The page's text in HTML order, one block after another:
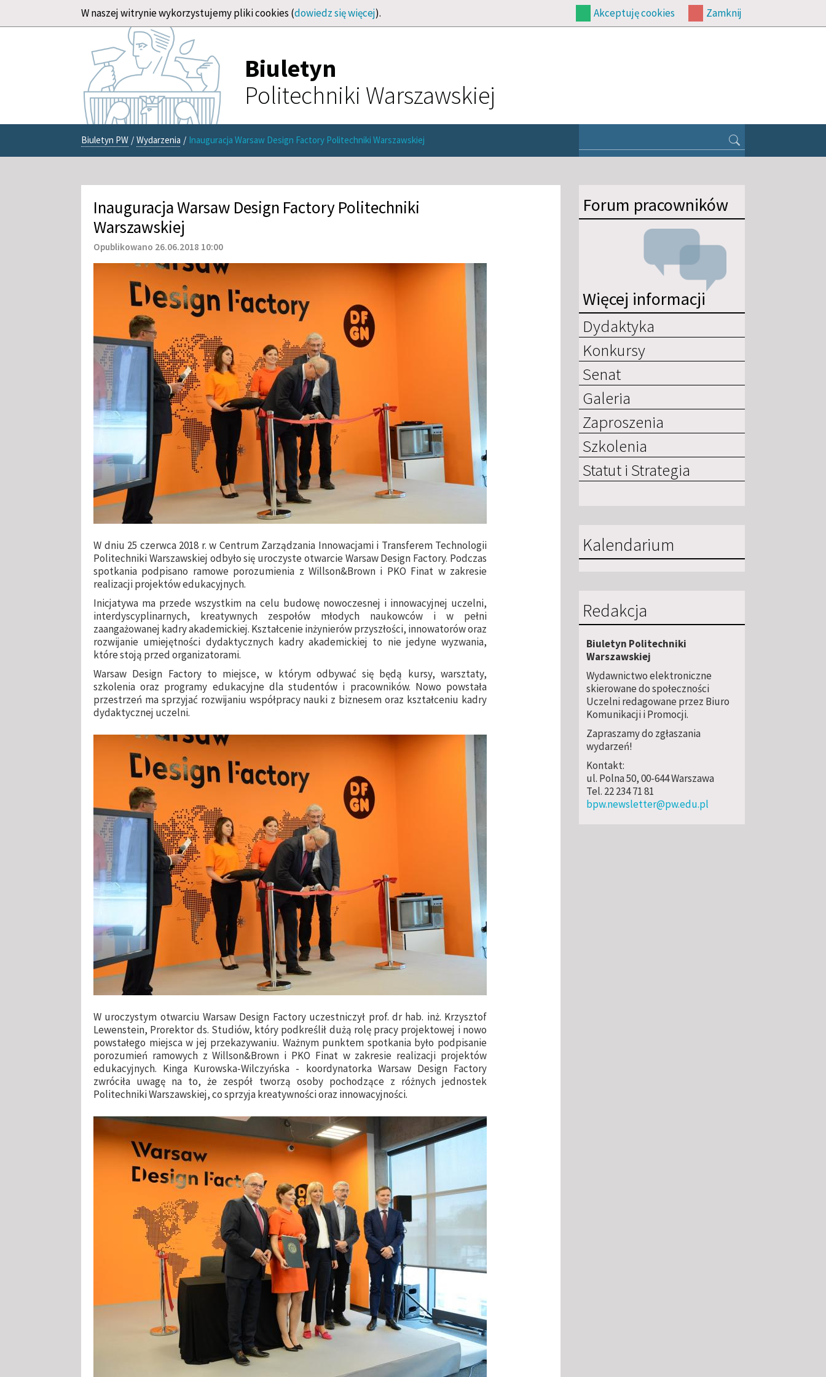
W naszej witrynie wykorzystujemy pliki cookies (dowiedz się więcej). Akceptuję cookies Zamknij
Biuletyn
Politechniki Warszawskiej
Biuletyn PW / Wydarzenia / Inauguracja Warsaw Design Factory Politechniki Warszawskiej
Inauguracja Warsaw Design Factory Politechniki
Warszawskiej
Opublikowano 26.06.2018 10:00
W dniu 25 czerwca 2018 r. w Centrum Zarządzania Innowacjami i Transferem Technologii
Politechniki Warszawskiej odbyło się uroczyste otwarcie Warsaw Design Factory. Podczas
spotkania podpisano ramowe porozumienia z Willson&Brown i PKO Finat w zakresie
realizacji projektów edukacyjnych.
Inicjatywa ma przede wszystkim na celu budowę nowoczesnej i innowacyjnej uczelni,
interdyscyplinarnych, kreatywnych zespołów młodych naukowców i w pełni
zaangażowanej kadry akademickiej. Kształcenie inżynierów przyszłości, innowatorów oraz
rozwijanie umiejętności dydaktycznych kadry akademickiej to nie jedyne wyzwania,
które stoją przed organizatorami.
Warsaw Design Factory to miejsce, w którym odbywać się będą kursy, warsztaty,
szkolenia oraz programy edukacyjne dla studentów i pracowników. Nowo powstała
przestrzeń ma sprzyjać rozwijaniu współpracy nauki z biznesem oraz kształceniu kadry
dydaktycznej uczelni.
W uroczystym otwarciu Warsaw Design Factory uczestniczył prof. dr hab. inż. Krzysztof
Lewenstein, Prorektor ds. Studiów, który podkreślił dużą rolę pracy projektowej i nowo
powstałego miejsca w jej przekazywaniu. Ważnym punktem spotkania było podpisanie
porozumień ramowych z Willson&Brown i PKO Finat w zakresie realizacji projektów
edukacyjnych. Kinga Kurowska-Wilczyńska - koordynatorka Warsaw Design Factory
zwróciła uwagę na to, że zespół tworzą osoby pochodzące z różnych jednostek
Politechniki Warszawskiej, co sprzyja kreatywności oraz innowacyjności.
Forum pracowników
Więcej informacji
Dydaktyka
Konkursy
Senat
Galeria
Zaproszenia
Szkolenia
Statut i Strategia
Kalendarium
Redakcja
Biuletyn Politechniki
Warszawskiej
Wydawnictwo elektroniczne
skierowane do społeczności
Uczelni redagowane przez Biuro
Komunikacji i Promocji.
Zapraszamy do zgłaszania
wydarzeń!
Kontakt:
ul. Polna 50, 00-644 Warszawa
Tel. 22 234 71 81
bpw.newsletter@pw.edu.pl